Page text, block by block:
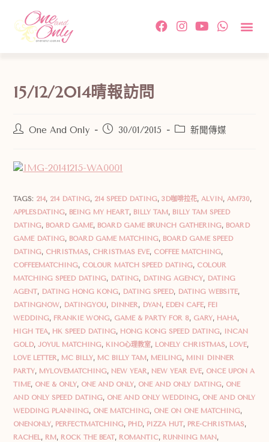
15/12/2014晴報訪問
One And Only 30/01/2015 新聞傳媒
TAGS: 214, 214 DATING, 214 SPEED DATING, 3D咖啡拉花, ALVIN, AM730,
APPLESDATING, BEING MY HEART, BILLY TAM, BILLY TAM SPEED
DATING, BOARD GAME, BOARD GAME BRUNCH GATHERING, BOARD
GAME DATING, BOARD GAME MATCHING, BOARD GAME SPEED
DATING, CHRISTMAS, CHRISTMAS EVE, COFFEE MATCHING,
COFFEEMATCHING, COLOUR MATCH SPEED DATING, COLOUR
MATCHING SPEED DATING, DATING, DATING AGENCY, DATING
AGENT, DATING HONG KONG, DATING SPEED, DATING WEBSITE,
DATINGNOW, DATINGYOU, DINNER, DYAN, EDEN CAFE, FEI
WEDDING, FRANKIE WONG, GAME & PARTY FOR 8, GARY, HAHA,
HIGH TEA, HK SPEED DATING, HONG KONG SPEED DATING, INCAN
GOLD, JOYUL MATCHING, KINO心理教室, LONELY CHRISTMAS, LOVE,
LOVE LETTER, MC BILLY, MC BILLY TAM, MEILING, MINI DINNER
PARTY, MYLOVEMATCHING, NEW YEAR, NEW YEAR EVE, ONCE UPON A
TIME, ONE & ONLY, ONE AND ONLY, ONE AND ONLY DATING, ONE
AND ONLY SPEED DATING, ONE AND ONLY WEDDING, ONE AND ONLY
WEDDING PLANNING, ONE MATCHING, ONE ON ONE MATCHING,
ONENONLY, PERFECTMATCHING, PHD, PIZZA HUT, PRE-CHRISTMAS,
RACHEL, RM, ROCK THE BEAT, ROMANTIC, RUNNING MAN,